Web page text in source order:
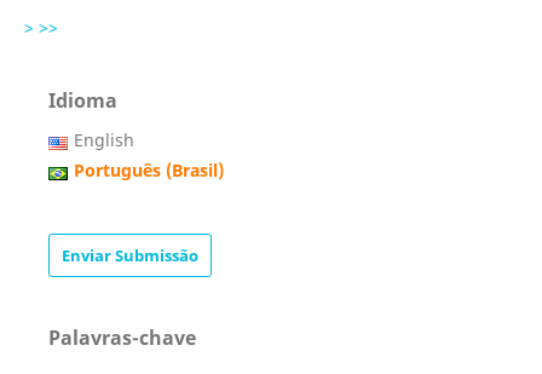
> >>
Idioma
English
Português (Brasil)
Enviar Submissão
Palavras-chave